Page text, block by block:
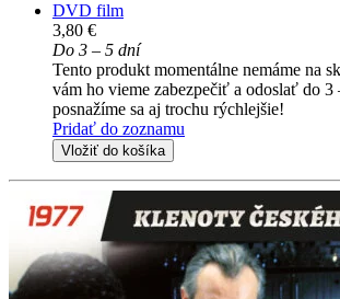
DVD film
3,80 €
Do 3 – 5 dní
Tento produkt momentálne nemáme na
vám ho vieme zabezpečiť a odoslať do 3
posnažíme sa aj trochu rýchlejšie!
Pridať do zoznamu
Vložiť do košíka